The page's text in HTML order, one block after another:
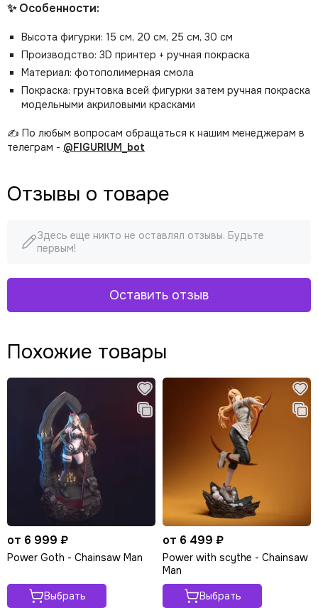
✨ Особенности:
Высота фигурки: 15 см, 20 см, 25 см, 30 см
Производство: 3D принтер + ручная покраска
Материал: фотополимерная смола
Покраска: грунтовка всей фигурки затем ручная покраска
модельными акриловыми красками
✍️ По любым вопросам обращаться к нашим менеджерам в
телеграм - @FIGURIUM_bot
Отзывы о товаре
Здесь еще никто не оставлял отзывы. Будьте
первым!
Оставить отзыв
Похожие товары
от 6 999 ₽
Power Goth - Chainsaw Man
Выбрать
от 6 499 ₽
Power with scythe - Chainsaw
Man
Выбрать